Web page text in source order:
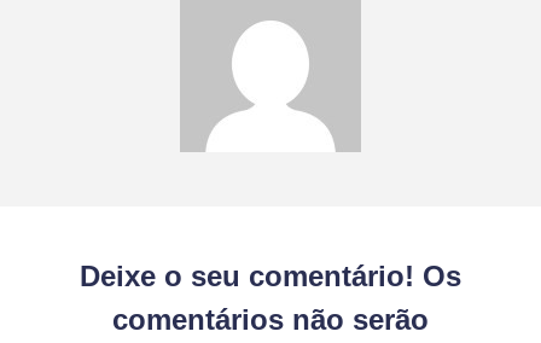
Deixe o seu comentário! Os
comentários não serão